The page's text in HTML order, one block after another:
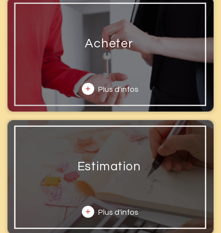
Acheter
+ Plus d'infos
Estimation
+ Plus d'infos